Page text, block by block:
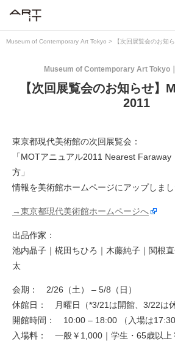
Museum of Contemporary Art Tokyo > 【次回展覧会のお知
Museum of Contemporary Art Tokyo
【次回展覧会のお知らせ】
2011
東京都現代美術館の次回展覧会：
「MOTアニュアル2011 Nearest Faraway
方」
情報を美術館ホームページにアップしまし
→東京都現代美術館ホームページへ
出品作家：
池内晶子｜椛田ちひろ｜木藤純子｜関根
太
会期： 2/26（土） – 5/8（日）
休館日： 月曜日（*3/21は開館、3/22は休
開館時間： 10:00 – 18:00 （入場は17:30
入場料： 一般￥1,000｜学生・65歳以上